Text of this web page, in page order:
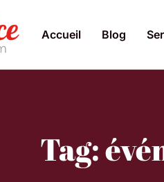
Accueil Blog
Tag: